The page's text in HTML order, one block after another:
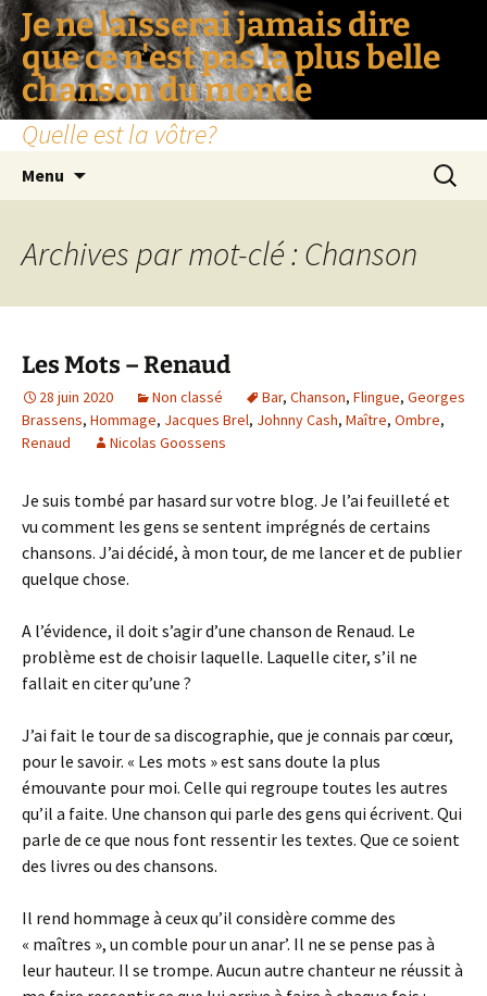
Je ne laisserai jamais dire
que ce n'est pas la plus belle
chanson du monde
Quelle est la vôtre?
Menu
Archives par mot-clé : Chanson
Les Mots – Renaud
28 juin 2020 Non classé Bar, Chanson, Flingue, Georges
Brassens, Hommage, Jacques Brel, Johnny Cash, Maître, Ombre,
Renaud
Nicolas Goossens
Je suis tombé par hasard sur votre blog. Je l’ai feuilleté et
vu comment les gens se sentent imprégnés de certains
chansons. J’ai décidé, à mon tour, de me lancer et de publier
quelque chose.
A l’évidence, il doit s’agir d’une chanson de Renaud. Le
problème est de choisir laquelle. Laquelle citer, s’il ne
fallait en citer qu’une ?
J’ai fait le tour de sa discographie, que je connais par cœur,
pour le savoir. « Les mots » est sans doute la plus
émouvante pour moi. Celle qui regroupe toutes les autres
qu’il a faite. Une chanson qui parle des gens qui écrivent. Qui
parle de ce que nous font ressentir les textes. Que ce soient
des livres ou des chansons.
Il rend hommage à ceux qu’il considère comme des
« maîtres », un comble pour un anar’. Il ne se pense pas à
leur hauteur. Il se trompe. Aucun autre chanteur ne réussit à